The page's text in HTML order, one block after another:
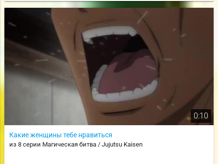
0:10
Какие женщины тебе нравиться
из 8 серии Магическая битва / Jujutsu Kaisen